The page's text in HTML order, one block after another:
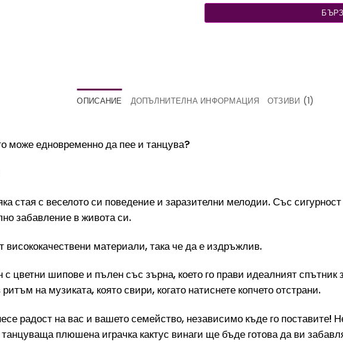
ОПИСАНИЕ ДОПЪЛНИТЕЛНА ИНФОРМАЦИЯ ОТЗИВИ (1)
може едновременно да пее и танцува?
стая с веселото си поведение и заразителни мелодии. Със
забавление в живота си.
материали, така че да е издръжлив.
цветни шипове и пълен със зърна, което го прави идеалният
на музиката, която свири, когато натиснете копчето отстрани.
радост на вас и вашето семейство, независимо къде го
плюшена играчка кактус винаги ще бъде готова да ви